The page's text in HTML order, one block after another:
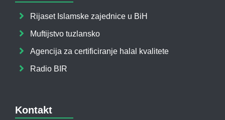
Rijaset Islamske zajednice u BiH
Muftijstvo tuzlansko
Agencija za certificiranje halal kvalitete
Radio BIR
Kontakt